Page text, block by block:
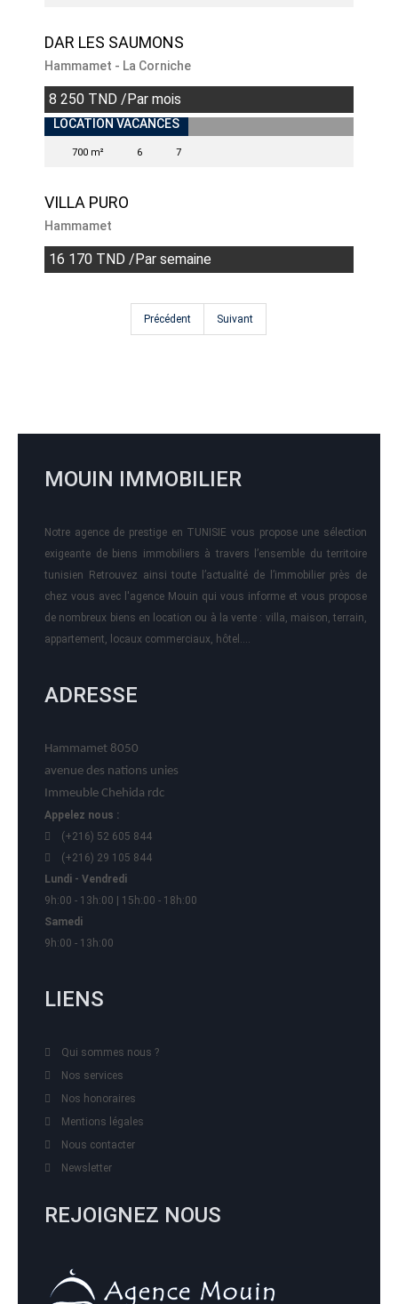
DAR LES SAUMONS
Hammamet - La Corniche
8 250 TND /Par mois
BIENS EXCEPTIONNELS
LOCATION VACANCES
700 m² 6 7
VILLA PURO
Hammamet
16 170 TND /Par semaine
Précédent Suivant
MOUIN IMMOBILIER
Notre agence de prestige en TUNISIE vous propose une sélection
exigeante de biens immobiliers à travers l’ensemble du territoire
tunisien Retrouvez ainsi toute l’actualité de l’immobilier près de
chez vous avec l'agence Mouin qui vous informe et vous propose
de nombreux biens en location ou à la vente : villa, maison, terrain,
appartement, locaux commerciaux, hôtel….
ADRESSE
Hammamet 8050
avenue des nations unies
Immeuble Chehida rdc
Appelez nous :
(+216) 52 605 844
(+216) 29 105 844
Lundi - Vendredi
9h:00 - 13h:00 | 15h:00 - 18h:00
Samedi
9h:00 - 13h:00
LIENS
Qui sommes nous ?
Nos services
Nos honoraires
Mentions légales
Nous contacter
Newsletter
REJOIGNEZ NOUS